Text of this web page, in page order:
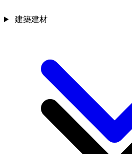
建築建材